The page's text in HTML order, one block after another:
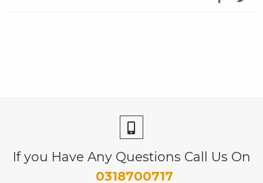
If you Have Any Questions Call Us On
0318700717